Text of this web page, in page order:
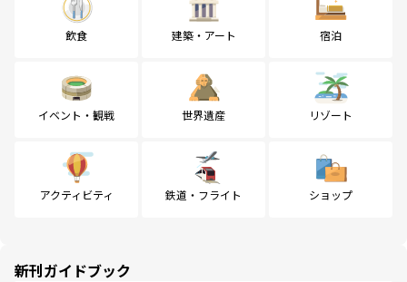
飲食 建築・アート 宿泊
イベント・観戦 世界遺産 リゾート
アクティビティ 鉄道・フライト ショップ
新刊ガイドブック